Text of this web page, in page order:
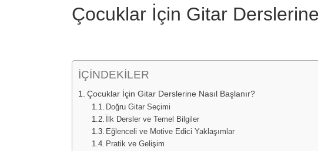
Çocuklar İçin Gitar
İÇİNDEKİLER
Çocuklar İçin Gitar Derslerine Nasıl Başlanır?
Doğru Gitar Seçimi
İlk Dersler ve Temel Bilgiler
Eğlenceli ve Motive Edici Yaklaşımlar
Pratik ve Gelişim